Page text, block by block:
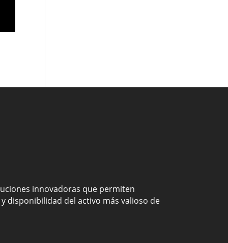
innovadoras que permiten
disponibilidad del activo más valioso de